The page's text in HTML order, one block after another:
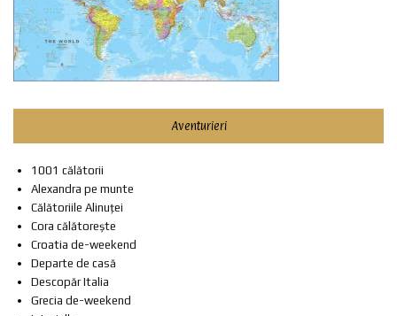
Aventurieri
1001 călătorii
Alexandra pe munte
Călătoriile Alinuței
Cora călătorește
Croatia de-weekend
Departe de casă
Descopăr Italia
Grecia de-weekend